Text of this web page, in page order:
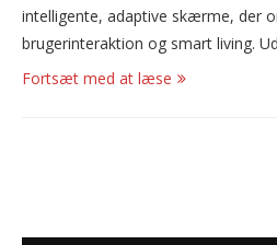
intelligente, adaptive skærme, der
brugerinteraktion og smart living.
Fortsæt med at læse